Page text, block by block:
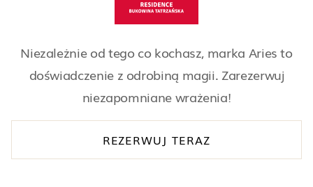
Niezależnie od tego co kochasz, marka Aries to
doświadczenie z odrobiną magii. Zarezerwuj
niezapomniane wrażenia!
REZERWUJ TERAZ